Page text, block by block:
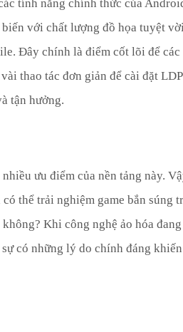
tính năng chính thức của
với chất lượng đồ họa tuyệt
Đây chính là điểm cốt lõi để
thao tác đơn giản để cài đặt
tận hưởng.
ưu điểm của nền tảng này.
thể trải nghiệm game bắn
Khi công nghệ ảo hóa
có những lý do chính đáng